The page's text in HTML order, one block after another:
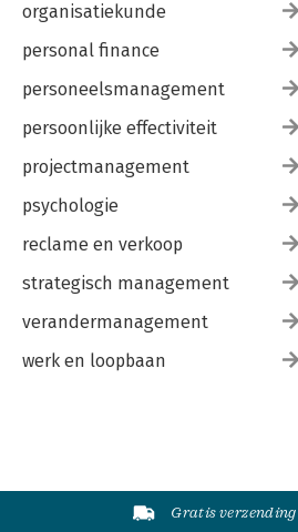
organisatiekunde
personal finance
personeelsmanagement
persoonlijke effectiviteit
projectmanagement
psychologie
reclame en verkoop
strategisch management
verandermanagement
werk en loopbaan
Gratis